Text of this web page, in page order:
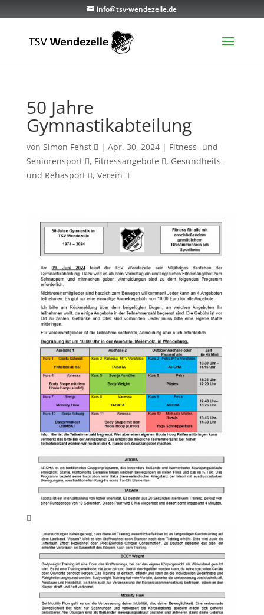
info@tsv-wendezelle.de
50 Jahre
Gymnastikabteilung
von Simon Fehst | Apr. 30, 2024| Fitness- und
Seniorensport
, Fitnessangebote , Gesundheits-
und Rehasport
, Verein